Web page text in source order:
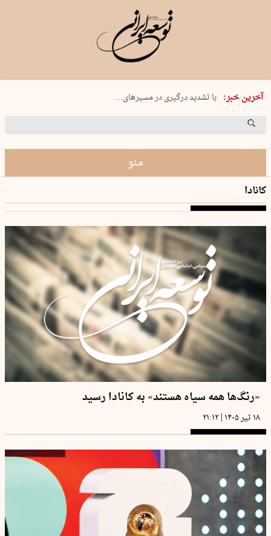
آخرین خبر:
شبکه بانکی و رمزارز ایران در کانون…
با تشدید درگیری‌ در مسیرهای…
غضنفری اعلام کرد: بدهی ١٧ میلیارد…
منو
کانادا
«رنگ‌ها همه سیاه هستند» به کانادا رسید
۱۸ تیر ۱۴۰۵ | ۲۱:۱۲